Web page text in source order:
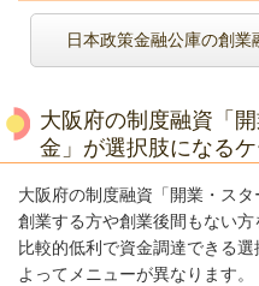
日本政策金融公庫の創
大阪府の制度融資「
金」が選択肢になる
大阪府の制度融資「開業・ス
創業する方や創業後間もない方
比較的低利で資金調達できる
よってメニューが異なります。